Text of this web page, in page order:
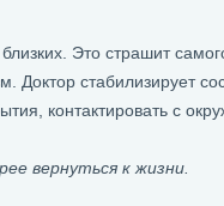
Это страшит
Доктор стабилизирует
контактировать с
вернуться к жизни.